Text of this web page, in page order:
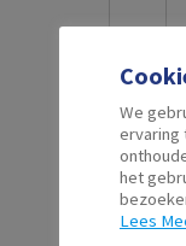
We
ervaring
het
Lees